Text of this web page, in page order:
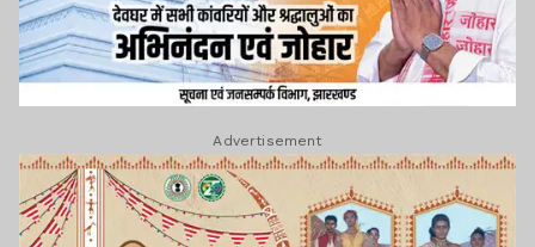
Advertisement